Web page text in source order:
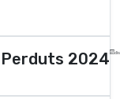
Perduts 2024